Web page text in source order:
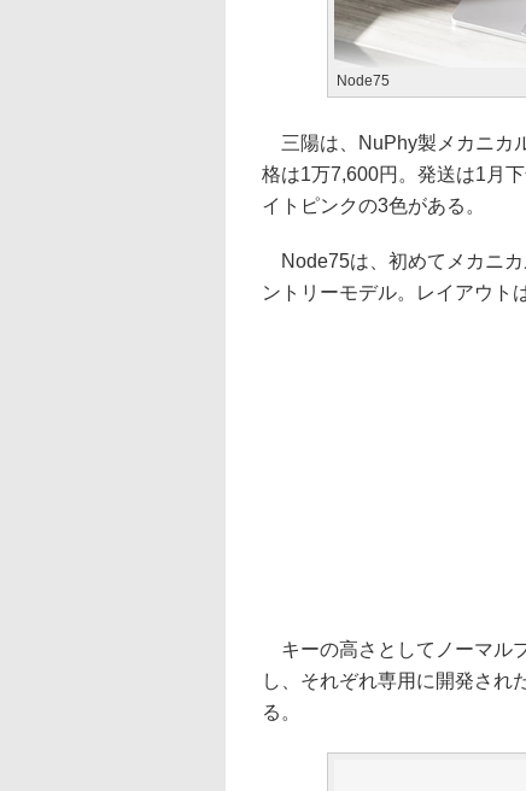
Node75
三陽は、NuPhy製メカニカ
格は1万7,600円。発送は1月
イトピンクの3色がある。
Node75は、初めてメカニカ
ントリーモデル。レイアウト
キーの高さとしてノーマル
し、それぞれ専用に開発され
る。